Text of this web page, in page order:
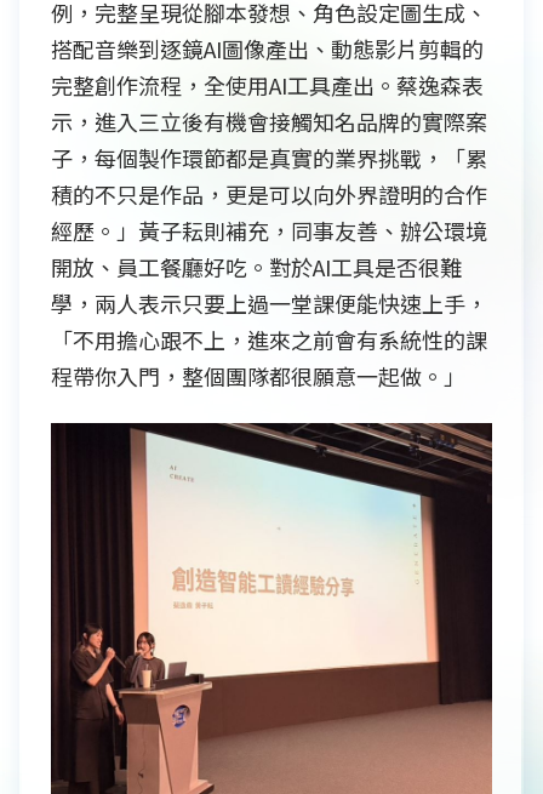
例，完整呈現從腳本發想、角色設定圖生成、
搭配音樂到逐鏡AI圖像產出、動態影片剪輯的
完整創作流程，全使用AI工具產出。蔡逸森表
示，進入三立後有機會接觸知名品牌的實際案
子，每個製作環節都是真實的業界挑戰，「累
積的不只是作品，更是可以向外界證明的合作
經歷。」黃子耘則補充，同事友善、辦公環境
開放、員工餐廳好吃。對於AI工具是否很難
學，兩人表示只要上過一堂課便能快速上手，
「不用擔心跟不上，進來之前會有系統性的課
程帶你入門，整個團隊都很願意一起做。」